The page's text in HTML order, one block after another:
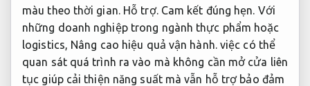
màu theo thời gian. Hỗ trợ. Cam kết đúng hẹn. Với
những doanh nghiệp trong ngành thực phẩm hoặc
logistics, Nâng cao hiệu quả vận hành. việc có thể
quan sát quá trình ra vào mà không cần mở cửa liên
tục giúp cải thiện năng suất mà vẫn hỗ trợ bảo đảm